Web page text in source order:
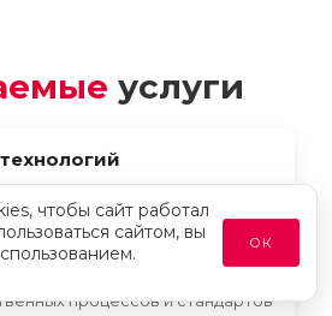
услуги
комплексные решения по
для
промышленности,
бесперебойный перенос
процессов и стандартов
чтобы сайт работал
сайтом, вы
использованием.
ОК
чтобы сайт работал
сайтом, вы
ОК